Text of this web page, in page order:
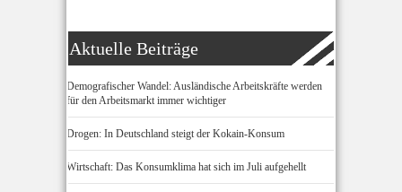
Aktuelle Beiträge
Demografischer Wandel: Ausländische Arbeitskräfte werden
für den Arbeitsmarkt immer wichtiger
Drogen: In Deutschland steigt der Kokain-Konsum
Wirtschaft: Das Konsumklima hat sich im Juli aufgehellt